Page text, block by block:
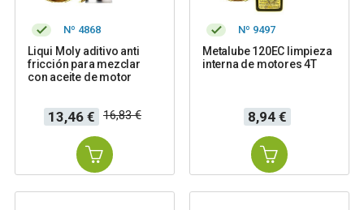
Nº 4868
Liqui Moly aditivo anti
fricción para mezclar
con aceite de motor
Precio
13,46 €
Precio
base
16,83 €
Nº 9497
Metalube 120EC limpieza
interna de motores 4T
Precio
8,94 €